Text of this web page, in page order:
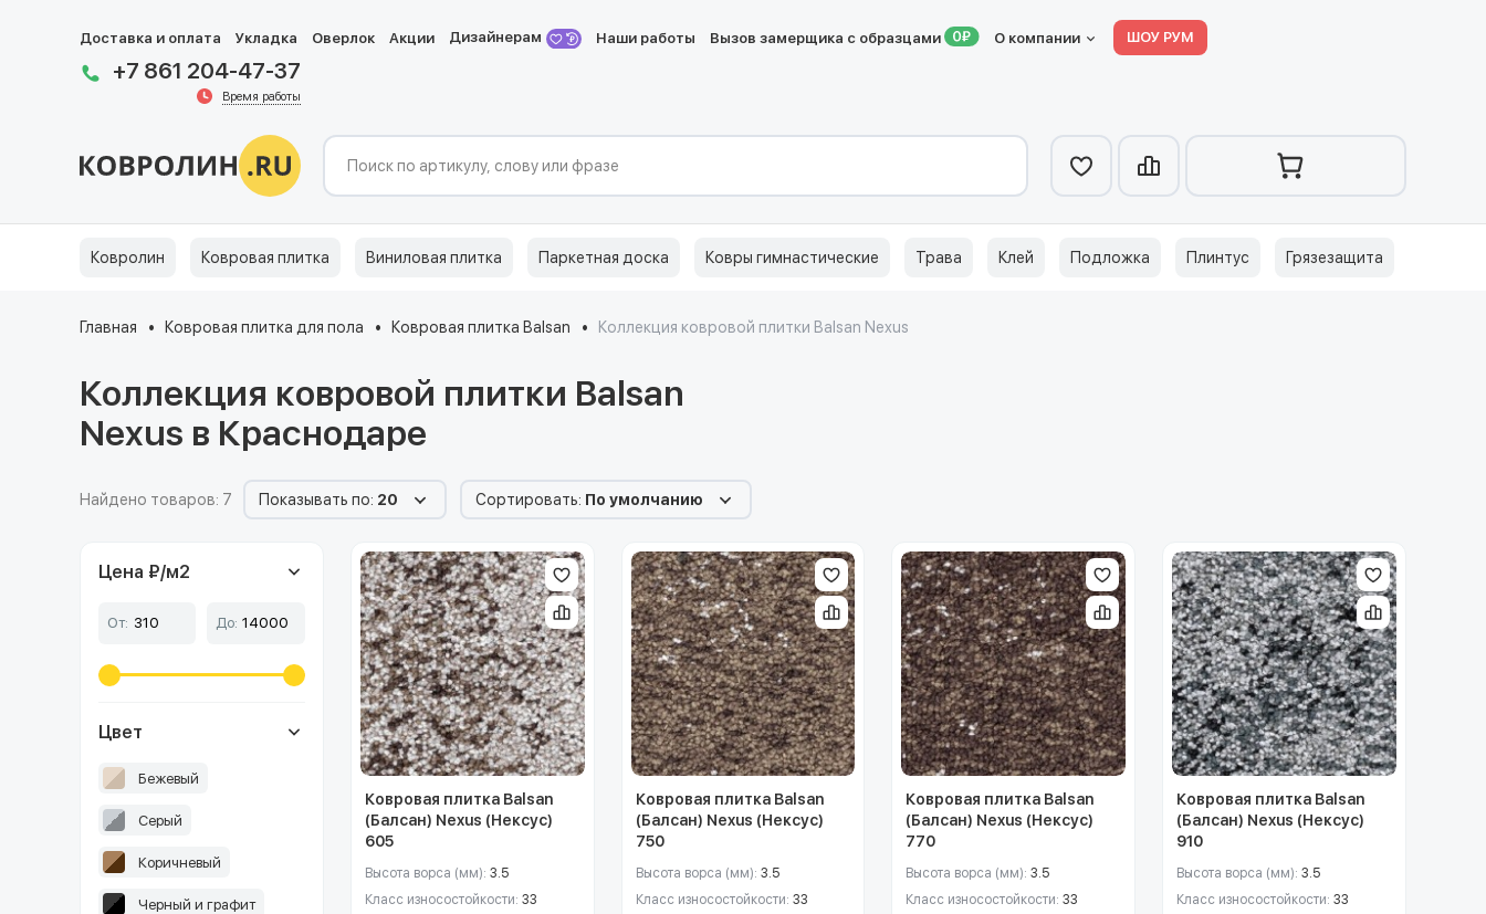
Доставка и оплата Укладка Оверлок Акции Дизайнерам Наши работы Вызов замерщика с образцами О компании ШОУ РУМ
+7 861 204-47-37
Время работы
Ковролин Ковровая плитка Виниловая плитка Паркетная доска Ковры гимнастические Трава Клей Подложка Плинтус Грязезащита
Главная Ковровая плитка для пола Ковровая плитка Balsan Коллекция ковровой плитки Balsan Nexus
Коллекция ковровой плитки Balsan
Nexus в Краснодаре
Найдено товаров: 7 Показывать по: 20 Сортировать: По умолчанию
Цена ₽/м2
От: До:
Цвет
Бежевый
Серый
Коричневый
Черный и графит
Ковровая плитка Balsan
(Балсан) Nexus (Нексус)
605
Высота ворса (мм): 3.5
Класс износостойкости: 33
Ковровая плитка Balsan
(Балсан) Nexus (Нексус)
750
Высота ворса (мм): 3.5
Класс износостойкости: 33
Ковровая плитка Balsan
(Балсан) Nexus (Нексус)
770
Высота ворса (мм):3.5
Класс износостойкости:33
Ковровая плитка Balsan
(Балсан) Nexus (Нексус)
910
Высота ворса (мм):3.5
Класс износостойкости:33